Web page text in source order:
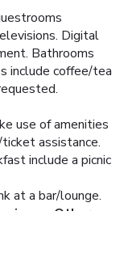
Digital
Bathrooms
include coffee/tea
use of amenities
assistance.
include a picnic
at a bar/lounge.
Other